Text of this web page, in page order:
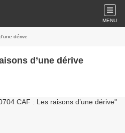
MENU
dérive
d’une dérive